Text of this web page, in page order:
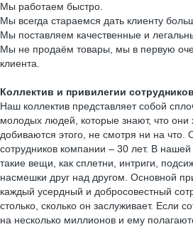
Мы работаем быстро.
Мы всегда стараемся дать клиенту
Мы поставляем качественные и
Мы не продаём товары, мы в первую
клиента.
Коллектив и привилегии
Наш коллектив представляет собой
молодых людей, которые знают, что они
добиваются этого, не смотря ни на что.
сотрудников компании – 30 лет. В нашей
такие вещи, как сплетни, интриги,
насмешки друг над другом. Основной
каждый усердный и добросовестный
столько, сколько он заслуживает. Если
на несколько миллионов и ему